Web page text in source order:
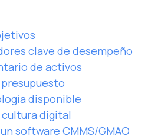
clave de desempeño
de activos
disponible
digital
software CMMS/GMAO